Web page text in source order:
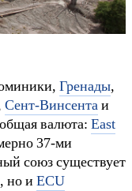
Гренады,
Сент-Винсентаи
валюта: East
37-ми
союз существует
но и ECU